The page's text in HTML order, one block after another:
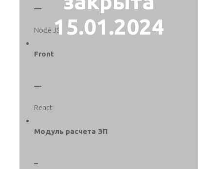
15.01.2024
—
Node JS
Front
—
React
Модуль расчета ЗП
–